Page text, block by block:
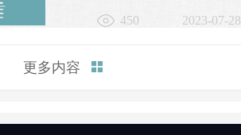
唯一因素。学习化妆需...
是一个聪明的选择。在千色学校
富的知识和实践机会，帮助你在
化妆行业中迅速找到就业机会。
一、化妆行业需求持续增长。在
450 2023-07-28
更多内容